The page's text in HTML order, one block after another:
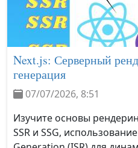
Next.js: Серверный
генерация
07/07/2026, 8:51
Изучите основы
SSR и SSG,